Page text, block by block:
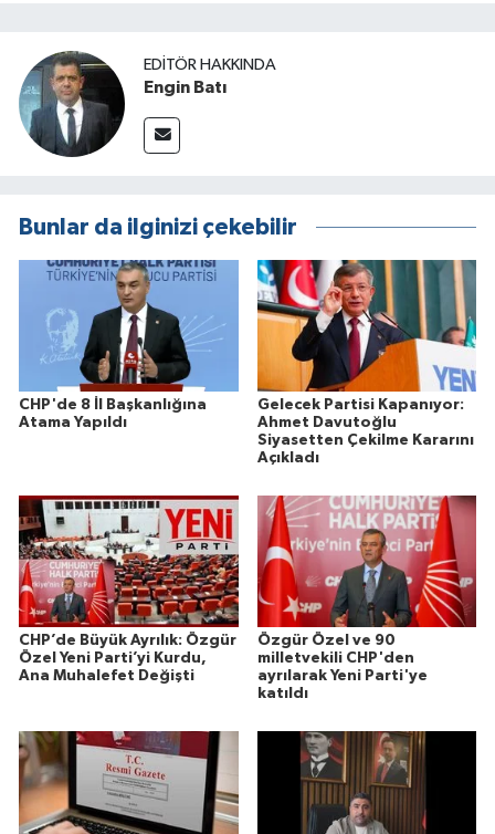
EDITÖR HAKKINDA
Engin Batı
Bunlar da ilginizi çekebilir
CHP'de 8 İl Başkanlığına
Atama Yapıldı
Gelecek Partisi Kapanıyor:
Ahmet Davutoğlu
Siyasetten Çekilme Kararını
Açıkladı
CHP’de Büyük Ayrılık: Özgür
Özel Yeni Parti’yi Kurdu,
Ana Muhalefet Değişti
Özgür Özel ve 90
milletvekili CHP'den
ayrılarak Yeni Parti'ye
katıldı